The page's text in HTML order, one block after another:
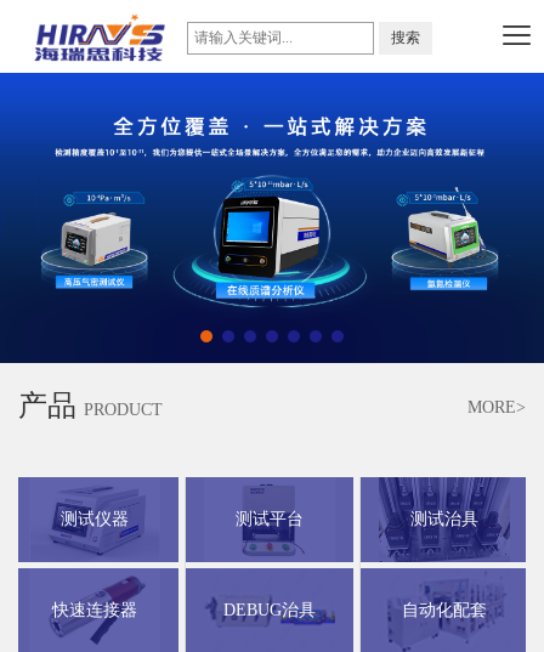
产品 PRODUCT MORE>
测试仪器 测试平台 测试治具
快速连接器 DEBUG治具 自动化配套